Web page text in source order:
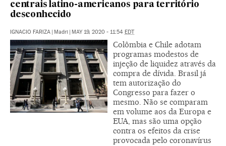
centrais latino-americanos para território
desconhecido
IGNACIO FARIZA Madri MAY 19, 2020 - 11:54 EDT
Colômbia e Chile adotam
programas modestos de
injeção de liquidez através da
compra de dívida. Brasil já
tem autorização do
Congresso para fazer o
mesmo. Não se comparam
em volume aos da Europa e
EUA, mas são uma opção
contra os efeitos da crise
provocada pelo coronavírus